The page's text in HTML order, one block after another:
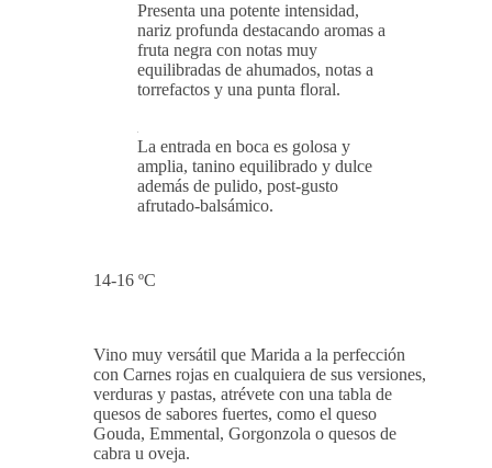
Presenta una potente intensidad,
nariz profunda destacando aromas a
fruta negra con notas muy
equilibradas de ahumados, notas a
torrefactos y una punta floral.
La entrada en boca es golosa y
amplia, tanino equilibrado y dulce
además de pulido, post-gusto
afrutado-balsámico.
14-16 ºC
Vino muy versátil que Marida a la perfección
con Carnes rojas en cualquiera de sus versiones,
verduras y pastas, atrévete con una tabla de
quesos de sabores fuertes, como el queso
Gouda, Emmental, Gorgonzola o quesos de
cabra u oveja.